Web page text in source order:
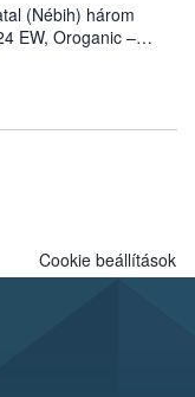
(Nébih) három
EW, Oroganic –
követően,
elleni további
termesztésben is
Cookie beállítások